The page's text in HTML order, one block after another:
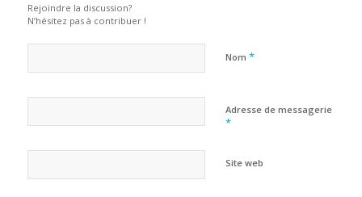
Rejoindre la discussion?
N’hésitez pas à contribuer !
Nom *
Adresse de messagerie
*
Site web